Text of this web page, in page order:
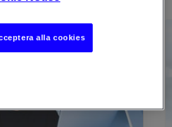
alla cookies